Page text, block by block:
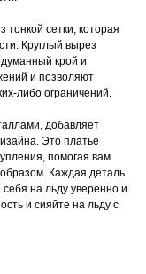
сетки, которая
Круглый вырез
крой и
и позволяют
либо ограничений.
добавляет
Это платье
помогая вам
Каждая деталь
на льду уверенно и
и сияйте на льду с